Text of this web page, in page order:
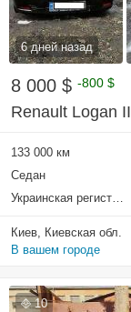
6 дней назад
8 000 $ -800 $
Renault Logan II
133 000 км
Седан
Украинская регистрация
Киев, Киевская обл.
В вашем городе
10